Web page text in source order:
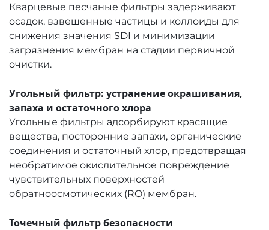
Кварцевые песчаные фильтры задерживают
осадок, взвешенные частицы и коллоиды для
снижения значения SDI и минимизации
загрязнения мембран на стадии первичной
очистки.
Угольный фильтр: устранение окрашивания,
запаха и остаточного хлора
Угольные фильтры адсорбируют красящие
вещества, посторонние запахи, органические
соединения и остаточный хлор, предотвращая
необратимое окислительное повреждение
чувствительных поверхностей
обратноосмотических (RO) мембран.
Точечный фильтр безопасности